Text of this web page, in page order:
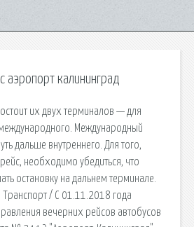
аэропорт калининград
их двух терминалов — для
Международный
дальше внутреннего. Для того,
необходимо убедиться, что
остановку на дальнем терминале.
Транспорт / C 01.11.2018 года
вечерних рейсов автобусов